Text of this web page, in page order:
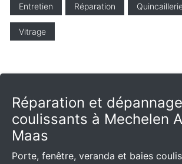
Entretien Réparation
Vitrage
Réparation et
coulissants à Mechelen
Maas
Porte, fenêtre, veranda et baies